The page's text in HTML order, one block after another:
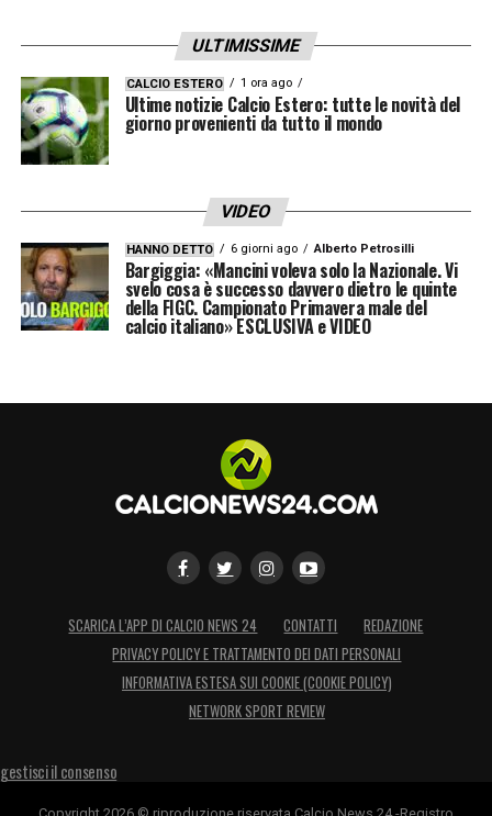
ULTIMISSIME
CALCIO ESTERO 1 ora ago
Ultime notizie Calcio Estero: tutte le novità del
giorno provenienti da tutto il mondo
VIDEO
HANNO DETTO 6 giorni ago Alberto Petrosilli
Bargiggia: «Mancini voleva solo la Nazionale. Vi
svelo cosa è successo davvero dietro le quinte
della FIGC. Campionato Primavera male del
calcio italiano» ESCLUSIVA e VIDEO
SCARICA L’APP DI CALCIO NEWS 24 CONTATTI
REDAZIONE
PRIVACY POLICY E TRATTAMENTO DEI DATI PERSONALI
INFORMATIVA ESTESA SUI COOKIE (COOKIE POLICY)
NETWORK SPORT REVIEW
gestisci il consenso